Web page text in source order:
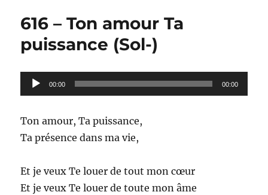
616 – Ton amour Ta
puissance (Sol-)
Lecteur
audio
00:00 00:00
Ton amour, Ta puissance,
Ta présence dans ma vie,
Et je veux Te louer de tout mon cœur
Et je veux Te louer de toute mon âme